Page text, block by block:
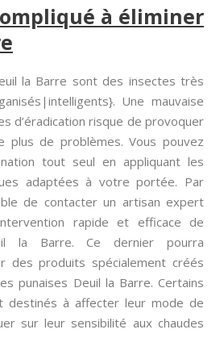
à éliminer
la Barre sont des insectes très
Une mauvaise
d’éradication risque de provoquer
plus de problèmes. Vous pouvez
tout seul en appliquant les
adaptées à votre portée. Par
de contacter un artisan expert
rapide et efficace de
la Barre. Ce dernier pourra
des produits spécialement créés
punaises Deuil la Barre. Certains
destinés à affecter leur mode de
sur leur sensibilité aux chaudes